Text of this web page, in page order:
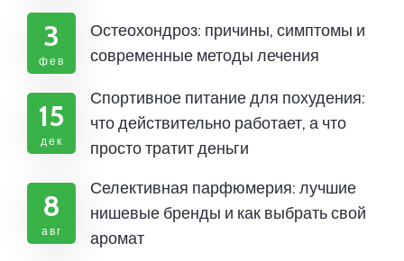
3
фев
Остеохондроз: причины, симптомы и
современные методы лечения
15
дек
Спортивное питание для похудения:
что действительно работает, а что
просто тратит деньги
8
авг
Селективная парфюмерия: лучшие
нишевые бренды и как выбрать свой
аромат